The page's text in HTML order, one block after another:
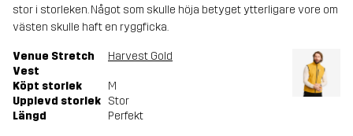
stor i storleken. Något som skulle höja betyget ytterligare vore om
västen skulle haft en ryggficka.
Venue Stretch
Vest
Harvest Gold
Köpt storlek
M
Upplevd storlek Stor
Längd
Perfekt